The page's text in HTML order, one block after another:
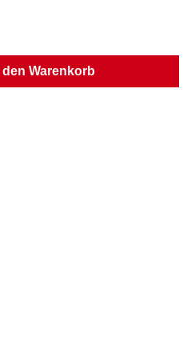
Wert ein
den Warenkorb